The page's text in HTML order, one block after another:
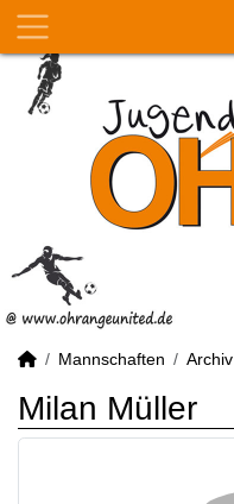
Mannschaften Archiv
Milan Müller